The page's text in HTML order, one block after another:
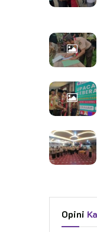
Opini